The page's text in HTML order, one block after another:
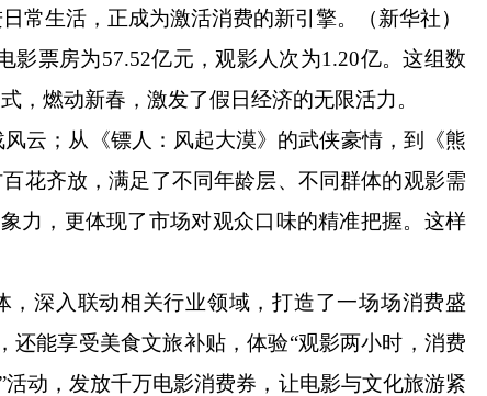
生活，正成为激活消费的新引擎。（新华社）
票房为57.52亿元，观影人次为1.20亿。这组数
，燃动新春，激发了假日经济的无限活力。
；从《镖人：风起大漠》的武侠豪情，到《熊
花齐放，满足了不同年龄层、不同群体的观影需
力，更体现了市场对观众口味的精准把握。这样
深入联动相关行业领域，打造了一场场消费盛
还能享受美食文旅补贴，体验“观影两小时，消费
动，发放千万电影消费券，让电影与文化旅游紧